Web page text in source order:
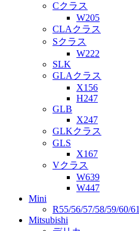
Cクラス
W205
CLAクラス
Sクラス
W222
SLK
GLAクラス
X156
H247
GLB
X247
GLKクラス
GLS
X167
Vクラス
W639
W447
Mini
R55/56/57/58/59/60/61
Mitsubishi